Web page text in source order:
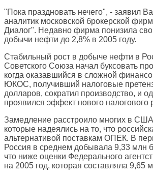
"Пока праздновать нечего", - заявил
аналитик московской брокерской
Диалог". Недавно фирма понизила
добычи нефти до 2,8% в 2005 году.
Стабильный рост в добыче нефти в
Советского Союза начал буксовать
когда оказавшийся в сложной
ЮКОС, получивший налоговые
долларов, сократил производство, и
проявился эффект нового налогового
Замедление расстроило многих в
которые надеялись на то, что
альтернативой поставкам ОПЕК. В
Россия в среднем добывала 9,33 млн
что ниже оценки Федерального
на 2005 год, которая составляла 9,65